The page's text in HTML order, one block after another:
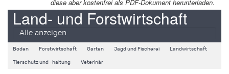
diese aber kostenfrei als PDF-Dokument herunterladen.
Land- und Forstwirtschaft
Alle anzeigen
Boden Forstwirtschaft Garten Jagd und Fischerei Landwirtschaft
Tierschutz und -haltung Veterinär